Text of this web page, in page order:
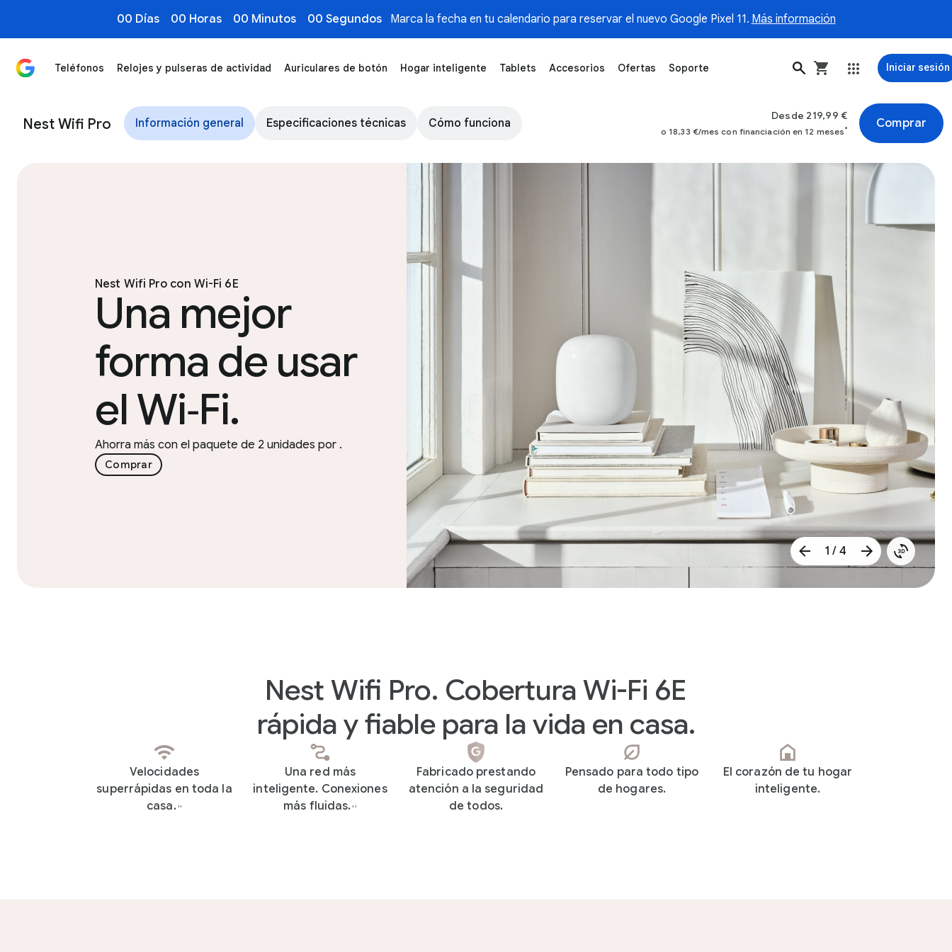
00 Días 00 Horas 00 Minutos 00 Segundos Marca la fecha en tu calendario para reservar el nuevo Google Pixel 11. Más información
Teléfonos Relojes y pulseras de actividad Auriculares de botón Hogar inteligente Tablets Accesorios Ofertas Soporte Iniciar sesión
Nest Wifi Pro - Fast, Reliable Mesh Wi-Fi 6E Coverage
Nest Wifi Pro Información general Especificaciones técnicas Cómo funciona
Desde 219,99 €
o 18,33 €/mes con financiación en 12 meses* Comprar
Nest Wifi Pro con Wi-Fi 6E
Una mejor
forma de usar
el Wi‑Fi.
Ahorra más con el paquete de 2 unidades por .
Comprar
1 / 4
Nest Wifi Pro en color nieve sobre unos libros en un espacio de teletrabajo. Imagen 1 de 4.
Nest Wifi Pro. Cobertura Wi-Fi 6E
rápida y fiable para la vida en casa.
Velocidades
superrápidas en toda la
casa. ,,
Una red más
inteligente. Conexiones
más fluidas. , ,
Fabricado prestando
atención a la seguridad
de todos.
Pensado para todo tipo
de hogares.
El corazón de tu hogar
inteligente.